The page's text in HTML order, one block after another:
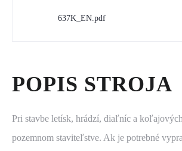
637K_EN.pdf
POPIS STROJA
Pri stavbe letísk, hrádzí, diaľníc a
pozemnom staviteľstve. Ak je potrebné